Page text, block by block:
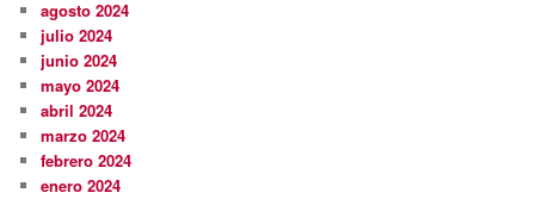
agosto 2024
julio 2024
junio 2024
mayo 2024
abril 2024
marzo 2024
febrero 2024
enero 2024